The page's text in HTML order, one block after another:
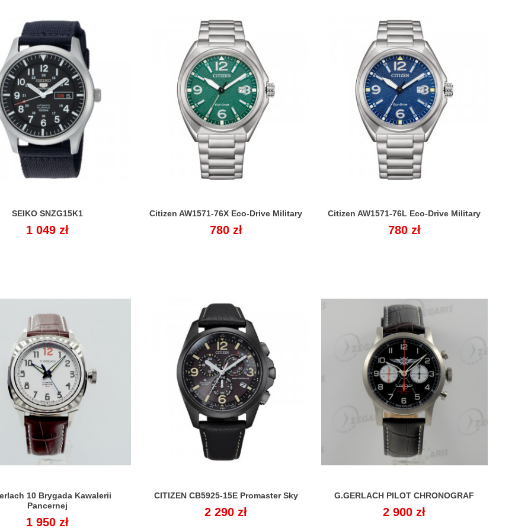
SEIKO SNZG15K1
Cena
1 049 zł
 Citizen AW1571-76X Eco-Drive Military
Cena
780 zł
 Citizen AW1571-76L Eco-Drive Military
Cena
780 zł

10 Brygada Kawalerii
Pancernej
Cena
1 950 zł
 CITIZEN CB5925-15E Promaster Sky
Cena
2 290 zł
 G.GERLACH PILOT CHRONOGRAF
Cena
2 900 zł
